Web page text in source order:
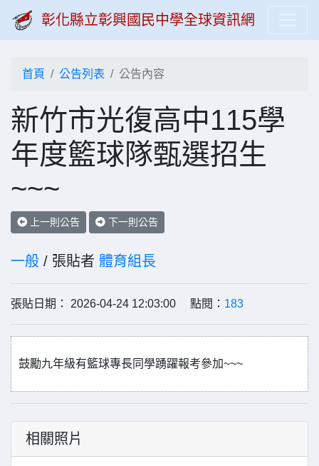
彰化縣立彰興國民中學全球資訊網
首頁 公告列表 公告內容
新竹市光復高中115學
年度籃球隊甄選招生
~~~
上一則公告 下一則公告
一般 / 張貼者 體育組長
張貼日期： 2026-04-24 12:03:00 點閱： 183
鼓勵九年級有籃球專長同學踴躍報考參加~~~
相關照片